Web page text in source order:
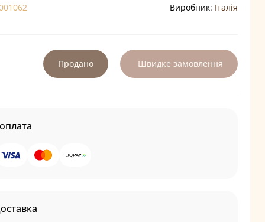
Виробник: Італія
Продано Швидке замовлення